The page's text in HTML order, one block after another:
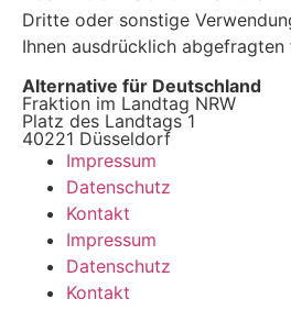
Dritte oder sonstige
Ihnen ausdrücklich
Alternative für Deutschland
Fraktion im Landtag NRW
Platz des Landtags 1
40221 Düsseldorf
Impressum
Datenschutz
Kontakt
Impressum
Datenschutz
Kontakt